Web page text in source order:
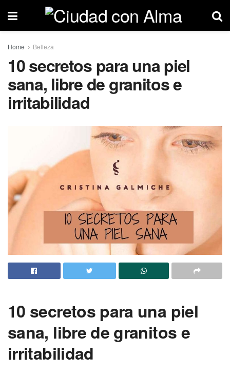
Home Belleza
10 secretos para una piel
sana, libre de granitos e
irritabilidad
10 secretos para una piel
sana, libre de granitos e
irritabilidad